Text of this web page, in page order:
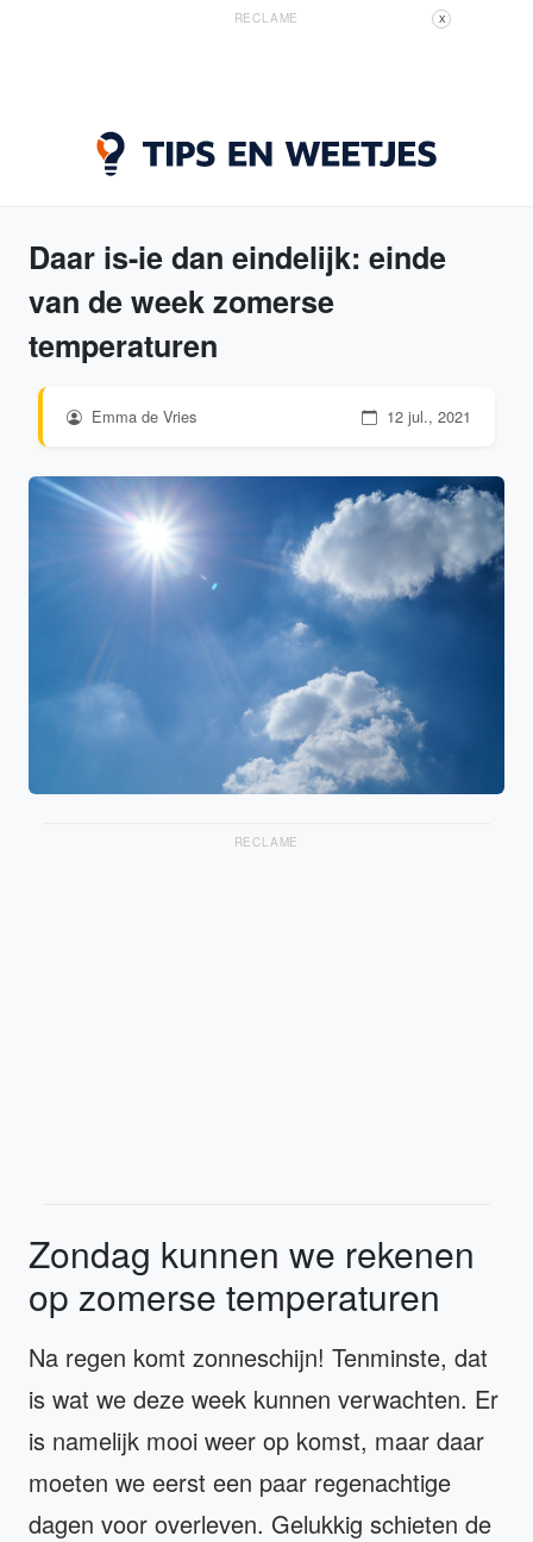
RECLAME X
Daar is-ie dan eindelijk: einde
van de week zomerse
temperaturen
Emma de Vries 12 jul., 2021
RECLAME
Zondag kunnen we rekenen
op zomerse temperaturen
Na regen komt zonneschijn! Tenminste, dat
is wat we deze week kunnen verwachten. Er
is namelijk mooi weer op komst, maar daar
moeten we eerst een paar regenachtige
dagen voor overleven. Gelukkig schieten de